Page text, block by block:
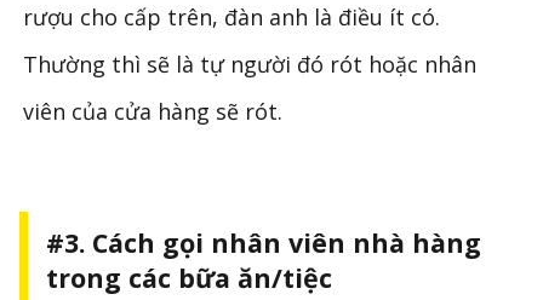
rượu cho cấp trên, đàn anh là điều ít có.
Thường thì sẽ là tự người đó rót hoặc nhân
viên của cửa hàng sẽ rót.
#3. Cách gọi nhân viên nhà hàng
trong các bữa ăn/tiệc